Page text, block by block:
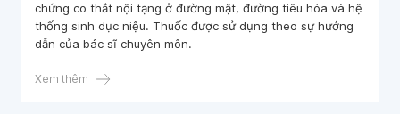
chứng co thắt nội tạng ở đường mật, đường tiêu hóa và hệ
thống sinh dục niệu. Thuốc được sử dụng theo sự hướng
dẫn của bác sĩ chuyên môn.
Xem thêm